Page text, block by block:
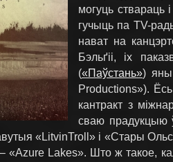
могуць ствараць
гучыць па TV-
нават на
Бэльґіі, іх
(«Паўстань») яны
Productions»).
кантракт з
сваю прадукцыю
«LitvinTroll» і «Стары
«Azure Lakes». Што ж такое,